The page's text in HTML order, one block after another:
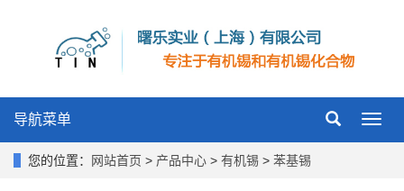
导航菜单
您的位置： 网站首页 > 产品中心 > 有机锡 > 苯基锡